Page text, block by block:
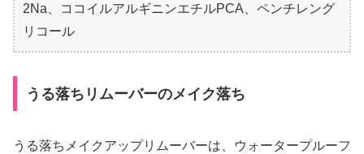
2Na、ココイルアルギニンエチルPCA、ペンチレング
リコール
うる落ちリムーバーのメイク落ち
うる落ちメイクアップリムーバーは、ウォータープルーフ